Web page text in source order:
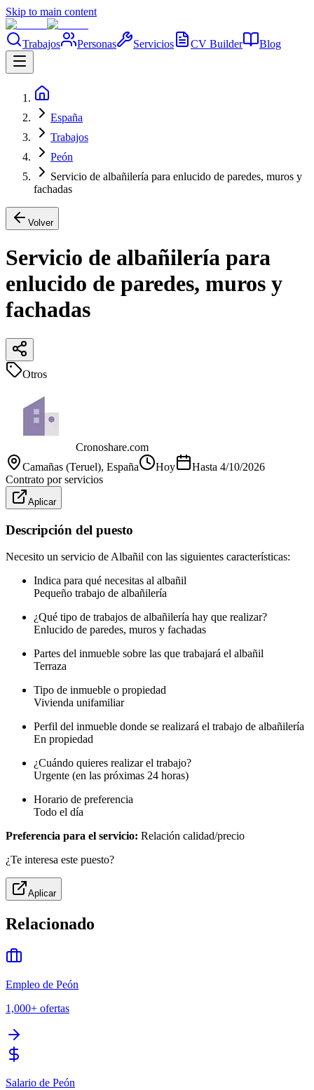
Skip to main content
Trabajos Personas Servicios CV Builder Blog
España
Trabajos
Peón
Servicio de albañilería para enlucido de paredes, muros y
fachadas
Volver
Servicio de albañilería para
enlucido de paredes, muros y
fachadas
Otros
Cronoshare.com
Camañas (Teruel), España Hoy Hasta 4/10/2026
Contrato por servicios
Aplicar
Descripción del puesto
Necesito un servicio de Albañil con las siguientes características:
Indica para qué necesitas al albañil
Pequeño trabajo de albañilería
¿Qué tipo de trabajos de albañilería hay que realizar?
Enlucido de paredes, muros y fachadas
Partes del inmueble sobre las que trabajará el albañil
Terraza
Tipo de inmueble o propiedad
Vivienda unifamiliar
Perfil del inmueble donde se realizará el trabajo de albañilería
En propiedad
¿Cuándo quieres realizar el trabajo?
Urgente (en las próximas 24 horas)
Horario de preferencia
Todo el día
Preferencia para el servicio: Relación calidad/precio
¿Te interesa este puesto?
Aplicar
Relacionado
Empleo de Peón
1,000+ ofertas
Salario de Peón